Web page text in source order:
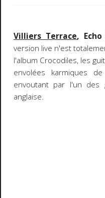
Villiers Terrace,
version live n'est
l'album Crocodiles, les
envolées karmiques
envoutant par l'un des
anglaise.